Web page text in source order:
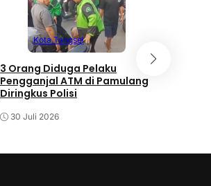
Kota Tangsel
3 Orang Diduga Pelaku
Pengganjal ATM di Pamulang
Diringkus Polisi
30 Juli 2026